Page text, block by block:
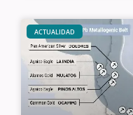
ACTUALIDAD